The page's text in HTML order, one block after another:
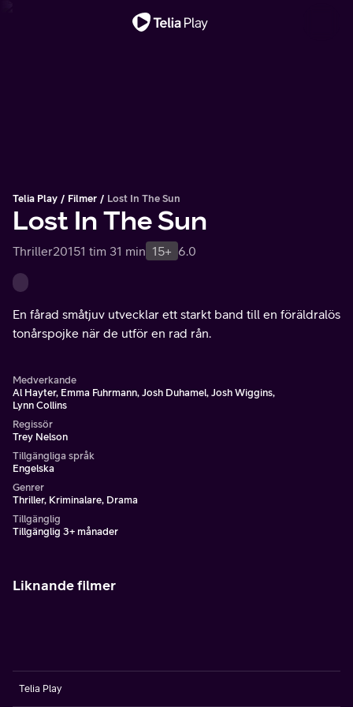
Telia Play Filmer Lost In The Sun
Lost In The Sun
Thriller20151 tim 31 min 15+ 6.0
En fårad småtjuv utvecklar ett starkt band till en föräldralös
tonårspojke när de utför en rad rån.
Medverkande
Al Hayter, Emma Fuhrmann, Josh Duhamel, Josh Wiggins,
Lynn Collins
Regissör
Trey Nelson
Tillgängliga språk
Engelska
Genrer
Thriller, Kriminalare, Drama
Tillgänglig
Tillgänglig 3+ månader
Liknande filmer
Telia Play